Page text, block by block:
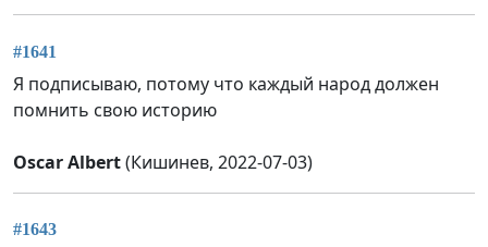
#1641
Я подписываю, потому что каждый народ должен
помнить свою историю
Oscar Albert(Кишинев, 2022-07-03)
#1643